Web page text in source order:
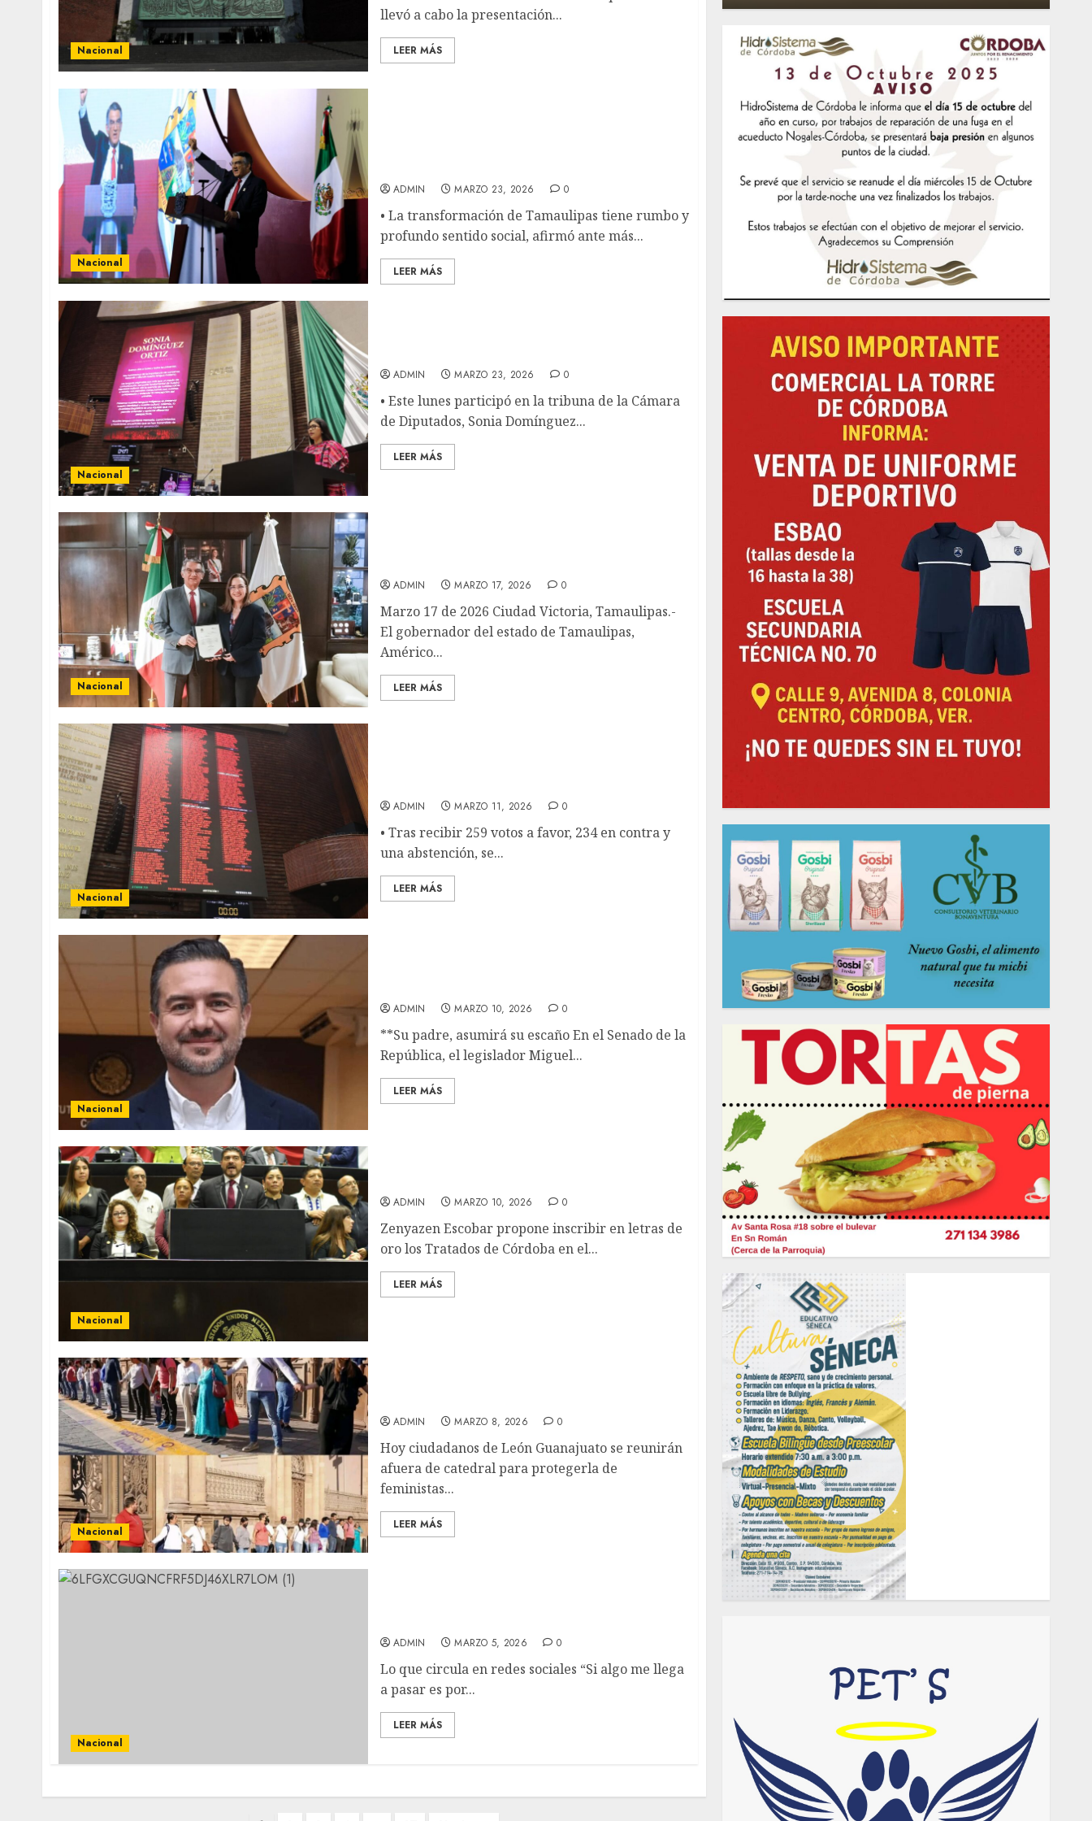
Nacional
llevó a cabo la presentación...
LEER MÁS
Nacional
ADMIN MARZO 23, 2026 0
• La transformación de Tamaulipas tiene rumbo y
profundo sentido social, afirmó ante más...
LEER MÁS
Nacional
ADMIN MARZO 23, 2026 0
• Este lunes participó en la tribuna de la Cámara
de Diputados, Sonia Domínguez...
LEER MÁS
Nacional
ADMIN MARZO 17, 2026 0
Marzo 17 de 2026 Ciudad Victoria, Tamaulipas.-
El gobernador del estado de Tamaulipas,
Américo...
LEER MÁS
Nacional
ADMIN MARZO 11, 2026 0
• Tras recibir 259 votos a favor, 234 en contra y
una abstención, se...
LEER MÁS
Nacional
ADMIN MARZO 10, 2026 0
**Su padre, asumirá su escaño En el Senado de la
República, el legislador Miguel...
LEER MÁS
Nacional
ADMIN MARZO 10, 2026 0
Zenyazen Escobar propone inscribir en letras de
oro los Tratados de Córdoba en el...
LEER MÁS
Nacional
ADMIN MARZO 8, 2026 0
Hoy ciudadanos de León Guanajuato se reunirán
afuera de catedral para protegerla de
feministas...
LEER MÁS
Nacional
ADMIN MARZO 5, 2026 0
Lo que circula en redes sociales “Si algo me llega
a pasar es por...
LEER MÁS